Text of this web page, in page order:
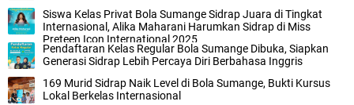
Siswa Kelas Privat Bola Sumange Sidrap Juara di Tingkat
Internasional, Alika Maharani Harumkan Sidrap di Miss
Preteen Icon International 2025
Pendaftaran Kelas Regular Bola Sumange Dibuka, Siapkan
Generasi Sidrap Lebih Percaya Diri Berbahasa Inggris
169 Murid Sidrap Naik Level di Bola Sumange, Bukti Kursus
Lokal Berkelas Internasional